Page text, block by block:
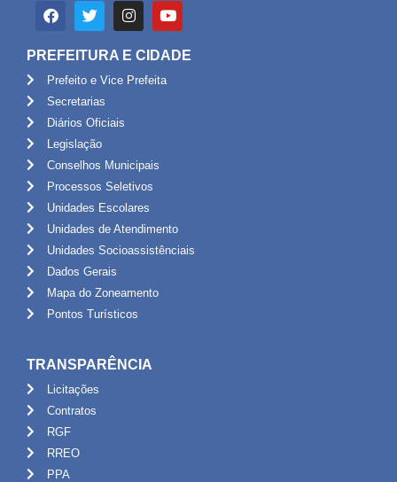
PREFEITURA E CIDADE
Prefeito e Vice Prefeita
Secretarias
Diários Oficiais
Legislação
Conselhos Municipais
Processos Seletivos
Unidades Escolares
Unidades de Atendimento
Unidades Socioassistênciais
Dados Gerais
Mapa do Zoneamento
Pontos Turísticos
TRANSPARÊNCIA
Licitações
Contratos
RGF
RREO
PPA